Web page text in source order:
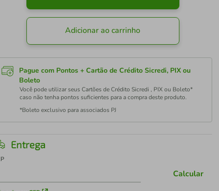
Adicionar ao carrinho
Pague com Pontos + Cartão de Crédito Sicredi, PIX ou
Boleto
Você pode utilizar seus Cartões de Crédito Sicredi , PIX ou Boleto*
caso não tenha pontos suficientes para a compra deste produto.
*Boleto exclusivo para associados PJ
Entrega
Calcular